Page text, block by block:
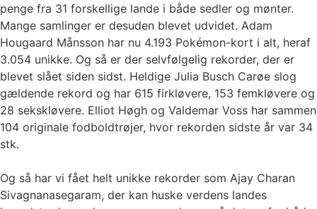
penge fra 31 forskellige lande i både sedler og mønter.
Mange samlinger er desuden blevet udvidet. Adam
Hougaard Månsson har nu 4.193 Pokémon-kort i alt, heraf
3.054 unikke. Og så er der selvfølgelig rekorder, der er
blevet slået siden sidst. Heldige Julia Busch Carøe slog
gældende rekord og har 615 firkløvere, 153 femkløvere og
28 sekskløvere. Elliot Høgh og Valdemar Voss har sammen
104 originale fodboldtrøjer, hvor rekorden sidste år var 34
stk.
Og så har vi fået helt unikke rekorder som Ajay Charan
Sivagnanasegaram, der kan huske verdens landes